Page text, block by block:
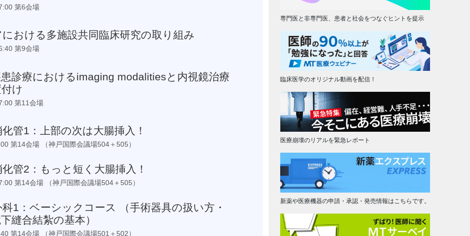
第6会場
おける多施設共同臨床研究の取り組み
第9会場
診療におけるimaging modalitiesと内視鏡治療
け
第11会場
管1：上部の次は大腸挿入！
第14会場 （神戸国際会議場504＋505）
化管2：もっと短く大腸挿入！
第14会場 （神戸国際会議場504＋505）
科1：ベーシックコース （手術器具の扱い方・
縫合結紮の基本）
第14会場 （神戸国際会議場501＋502）
専門医と非専門医、患者と社会をつなぐヒントを提示
臨床医学のオリジナル動画を配信！
医療崩壊のリアルを緊急レポート
新薬や医療機器の申請・承認・発売情報はこちらです。